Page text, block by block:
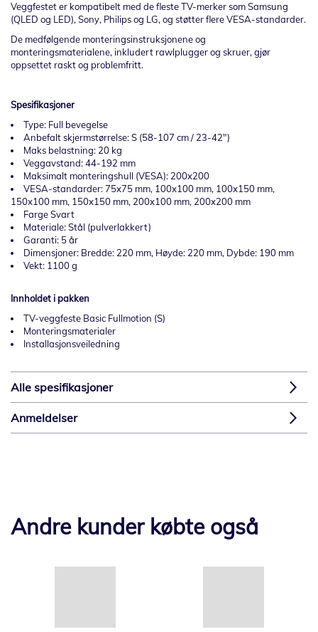
Veggfestet er kompatibelt med de fleste TV-merker som Samsung
(QLED og LED), Sony, Philips og LG, og støtter flere VESA-standarder.
De medfølgende monteringsinstruksjonene og
monteringsmaterialene, inkludert rawlplugger og skruer, gjør
oppsettet raskt og problemfritt.
Spesifikasjoner
Type: Full bevegelse
Anbefalt skjermstørrelse: S (58-107 cm / 23-42")
Maks belastning: 20 kg
Veggavstand: 44-192 mm
Maksimalt monteringshull (VESA): 200x200
VESA-standarder: 75x75 mm, 100x100 mm, 100x150 mm,
150x100 mm, 150x150 mm, 200x100 mm, 200x200 mm
Farge Svart
Materiale: Stål (pulverlakkert)
Garanti: 5 år
Dimensjoner: Bredde: 220 mm, Høyde: 220 mm, Dybde: 190 mm
Vekt: 1100 g
Innholdet i pakken
TV-veggfeste Basic Fullmotion (S)
Monteringsmaterialer
Installasjonsveiledning
Alle spesifikasjoner
Anmeldelser
Andre kunder købte også